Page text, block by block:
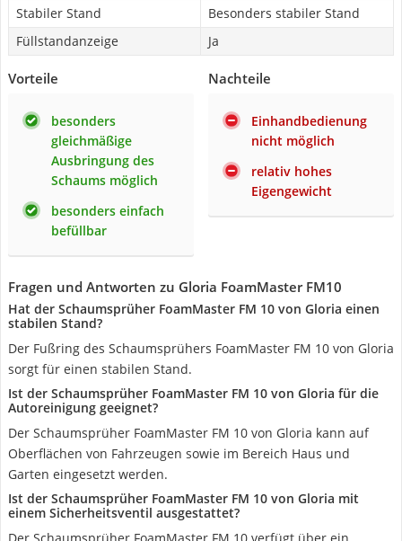
Stabiler Stand
Besonders stabiler Stand
Füllstandanzeige
Ja
Vorteile
besonders
gleichmäßige
Ausbringung des
Schaums möglich
besonders einfach
befüllbar
Nachteile
Einhandbedienung
nicht möglich
relativ hohes
Eigengewicht
Fragen und Antworten zu Gloria FoamMaster FM10
Hat der Schaumsprüher FoamMaster FM 10 von Gloria einen
stabilen Stand?
Der Fußring des Schaumsprühers FoamMaster FM 10 von Gloria
sorgt für einen stabilen Stand.
Ist der Schaumsprüher FoamMaster FM 10 von Gloria für die
Autoreinigung geeignet?
Der Schaumsprüher FoamMaster FM 10 von Gloria kann auf
Oberflächen von Fahrzeugen sowie im Bereich Haus und
Garten eingesetzt werden.
Ist der Schaumsprüher FoamMaster FM 10 von Gloria mit
einem Sicherheitsventil ausgestattet?